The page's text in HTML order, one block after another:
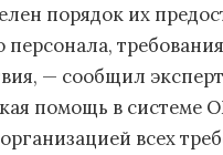
порядок их
— сообщил
помощь в системе
всех